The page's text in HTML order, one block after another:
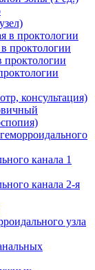
в проктологии
проктологии
проктологии
консультация)
канала 1
канала 2-я
узла